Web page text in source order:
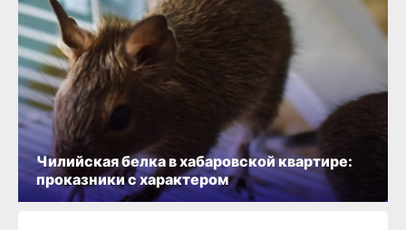
Чилийская белка в хабаровской квартире:
проказники с характером